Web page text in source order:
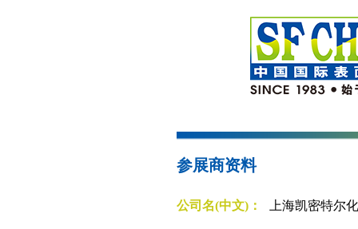
参展商资料
公司名(中文)： 上海凯密特尔